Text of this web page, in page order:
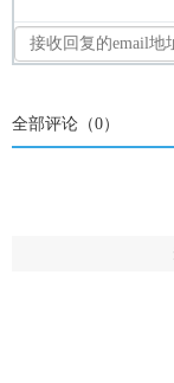
全部评论（0）